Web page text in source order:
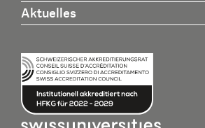
Aktuelles